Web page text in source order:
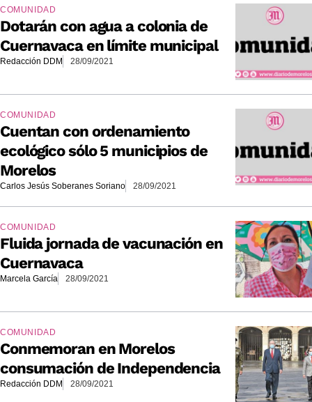
COMUNIDAD
Dotarán con agua a colonia de
Cuernavaca en límite municipal
Redacción DDM 28/09/2021
COMUNIDAD
Cuentan con ordenamiento
ecológico sólo 5 municipios de
Morelos
Carlos Jesús Soberanes Soriano 28/09/2021
COMUNIDAD
Fluida jornada de vacunación en
Cuernavaca
Marcela García 28/09/2021
COMUNIDAD
Conmemoran en Morelos
consumación de Independencia
Redacción DDM 28/09/2021